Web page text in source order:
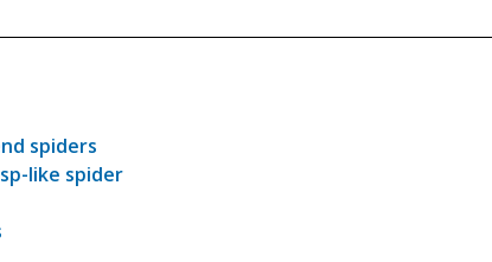
spiders
like spider